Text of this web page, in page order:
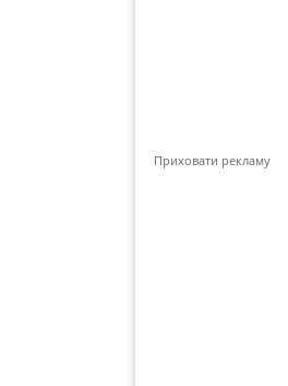
Приховати рекламу